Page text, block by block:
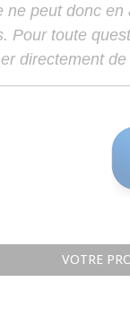
ne peut donc
Pour toute
directement
VOTRE